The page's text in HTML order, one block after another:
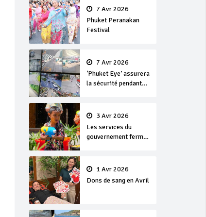
7 Avr 2026
Phuket Peranakan
Festival
7 Avr 2026
‘Phuket Eye’ assurera
la sécurité pendant
3 Avr 2026
Les services du
gouvernement fermés
Songkran
1 Avr 2026
Dons de sang en Avril